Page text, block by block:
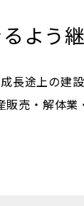
よう
長途上の建
売・解体業